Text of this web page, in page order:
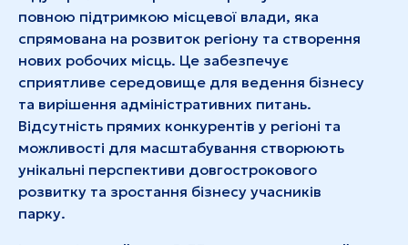
повною підтримкою місцевої влади, яка
спрямована на розвиток регіону та створення
нових робочих місць. Це забезпечує
сприятливе середовище для ведення бізнесу
та вирішення адміністративних питань.
Відсутність прямих конкурентів у регіоні та
можливості для масштабування створюють
унікальні перспективи довгострокового
розвитку та зростання бізнесу учасників
парку.